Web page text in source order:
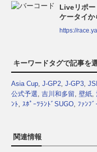
Liveリポー
ケータイか
https://
キーワードタグで記事を
Asia Cup ,J-GP2 ,J-GP3 ,
公式予選 ,吉川和多留 ,壁紙 ,
ﾝﾄ
ｽﾎﾟｰﾂﾗﾝﾄﾞSUGO ﾌｧﾝﾌﾞ
関連情報